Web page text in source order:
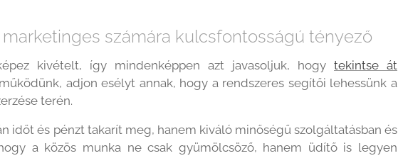
számára kulcsfontosságú tényező
kivételt, így mindenképpen azt javasoljuk, hogy tekintse át
adjon esélyt annak, hogy a rendszeres segítői lehessünk a
terén.
időt és pénzt takarít meg, hanem kiváló minőségű szolgáltatásban és
a közös munka ne csak gyümölcsöző, hanem üdítő is legyen